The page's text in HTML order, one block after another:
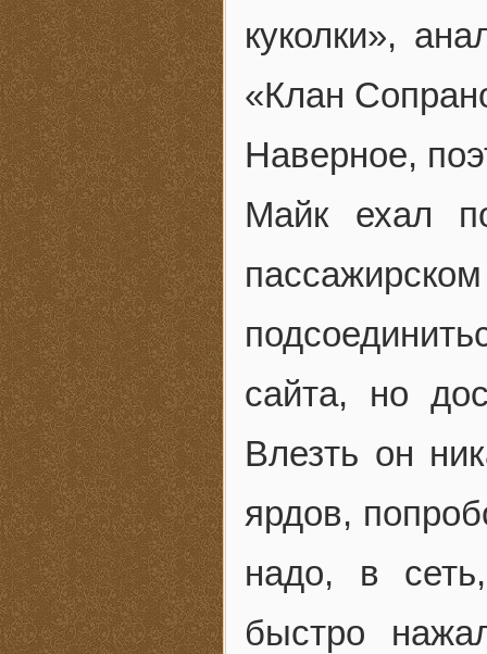
куколки»,
«Клан
Наверное,
Майк ехал
сайта, но
Влезть он
ярдов,
надо, в
быстро